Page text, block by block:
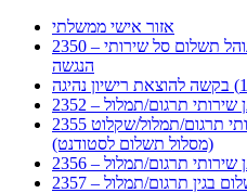
אזור אישי ממשלתי
2350 – מידע לסטודנט עם לקות שמיעה-נוהל תשלום סל שירותי
הנגשה
שירותי תרגום/תמלול
2355 דרישה לתשלום עבור מתן שירותי תרגום/תמלול/שקלוט
(מסלול תשלום לסטודנט)
שירותי תרגום/תמלול
בגין תרגום/תמלול